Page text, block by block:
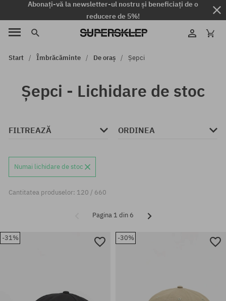
Abonați-vă la newsletter-ul nostru și beneficiați de o
reducere de 5%!
Start Îmbrăcăminte De oraș Șepci
Șepci - Lichidare de stoc
FILTREAZĂ ORDINEA
Numai lichidare de stoc
Cantitatea produselor: 120 / 660
Pagina 1 din 6
-31% -30%